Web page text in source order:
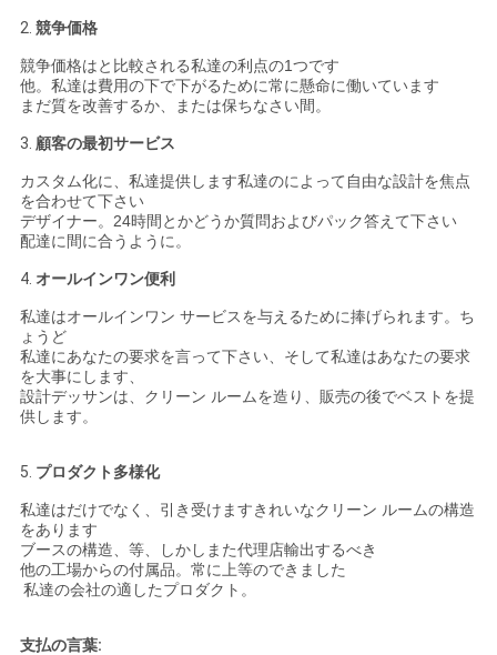
2. 競争価格
競争価格はと比較される私達の利点の1つです
他。私達は費用の下で下がるために常に懸命に働いています
まだ質を改善するか、または保ちなさい間。
3. 顧客の最初サービス
カスタム化に、私達提供します私達のによって自由な設計を焦点
を合わせて下さい
デザイナー。24時間とかどうか質問およびパック答えて下さい
配達に間に合うように。
4. オールインワン便利
私達はオールインワン サービスを与えるために捧げられます。ち
ょうど
私達にあなたの要求を言って下さい、そして私達はあなたの要求
を大事にします、
設計デッサンは、クリーン ルームを造り、販売の後でベストを提
供します。
5. プロダクト多様化
私達はだけでなく、引き受けますきれいなクリーン ルームの構造
をあります
ブースの構造、等、しかしまた代理店輸出するべき
他の工場からの付属品。常に上等のできました
私達の会社の適したプロダクト。
支払の言葉: